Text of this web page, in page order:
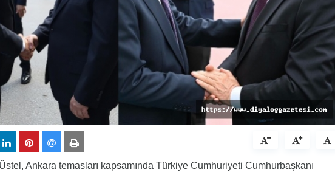
Ankara temasları kapsamında Türkiye Cumhuriyeti Cumhurbaşkanı